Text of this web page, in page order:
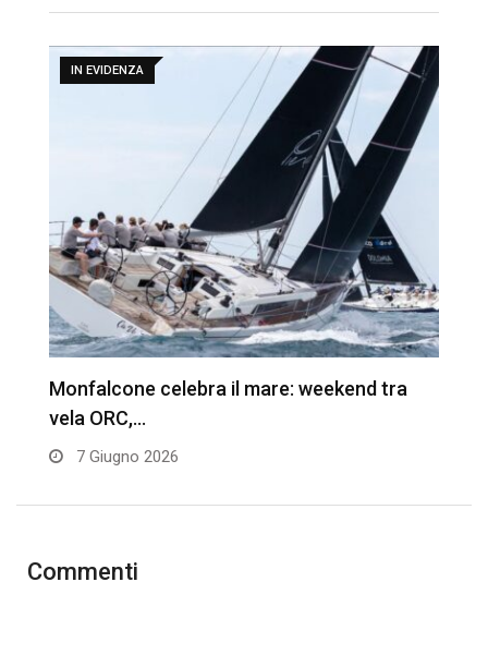
IN EVIDENZA
Monfalcone celebra il mare: weekend tra
vela ORC,…
7 Giugno 2026
Commenti